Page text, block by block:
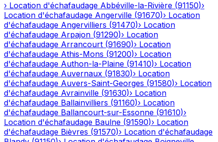
› Location d'échafaudage Abbéville-la-Rivière (91150)›
Location d'échafaudage Angerville (91670)› Location
d'échafaudage Angervilliers (91470)› Location
d'échafaudage Arpajon (91290)› Location
d'échafaudage Arrancourt (91690)› Location
d'échafaudage Athis-Mons (91200)› Location
d'échafaudage Authon-la-Plaine (91410)› Location
d'échafaudage Auvernaux (91830)› Location
d'échafaudage Auvers-Saint-Georges (91580)› Location
d'échafaudage Avrainville (91630)› Location
d'échafaudage Ballainvilliers (91160)› Location
d'échafaudage Ballancourt-sur-Essonne (91610)›
Location d'échafaudage Baulne (91590)› Location
d'échafaudage Bièvres (91570)› Location d'échafaudage